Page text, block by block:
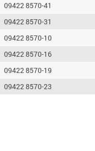
09422 8570-41
09422 8570-31
09422 8570-10
09422 8570-16
09422 8570-19
09422 8570-23